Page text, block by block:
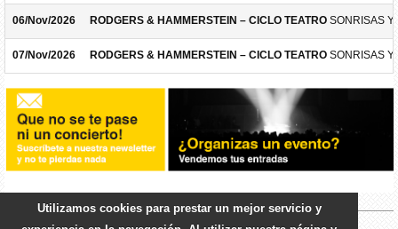
06/Nov/2026 RODGERS & HAMMERSTEIN – CICLO TEATRO SONRISAS Y
07/Nov/2026 RODGERS & HAMMERSTEIN – CICLO TEATRO SONRISAS Y
Utilizamos cookies para prestar un mejor servicio y